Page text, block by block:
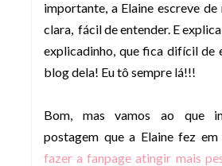
importante, a Elaine escreve
clara, fácil de entender. E
explicadinho, que fica difícil de
blog dela! Eu tô sempre lá!!!
Bom, mas vamos ao que
postagem que a Elaine fez
fazer a fanpage atingir mais